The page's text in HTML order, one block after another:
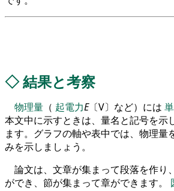
◇結果と考察
物理量 （ 起電力E〔V〕など）には
本文中に示すときは、量名と記号を示
ます。グラフの軸や表中では、物理量
みを示しましょう。
論文は、文章が集まって段落を作り
ができ、節が集まって章ができます。